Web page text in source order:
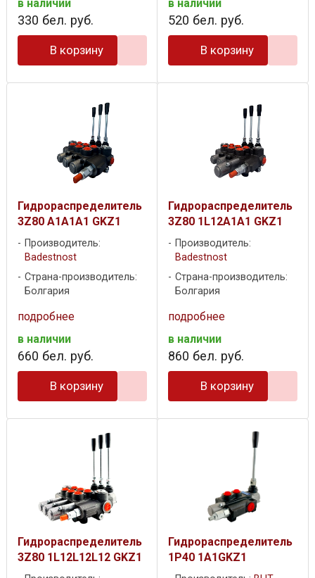
в наличии
330 бел. руб.
В корзину
в наличии
520 бел. руб.
В корзину
Гидрораспределитель
3Z80 A1A1A1 GKZ1
Производитель:
Badestnost
Страна-производитель:
Болгария
подробнее
в наличии
660 бел. руб.
В корзину
Гидрораспределитель
3Z80 1L12A1A1 GKZ1
Производитель:
Badestnost
Страна-производитель:
Болгария
подробнее
в наличии
860 бел. руб.
В корзину
Гидрораспределитель
3Z80 1L12L12L12 GKZ1
Гидрораспределитель
1P40 1A1GKZ1